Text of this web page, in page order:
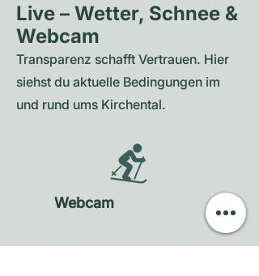
Live – Wetter, Schnee &
Webcam
Transparenz schafft Vertrauen. Hier
siehst du aktuelle Bedingungen im
und rund ums Kirchental.
Webcam